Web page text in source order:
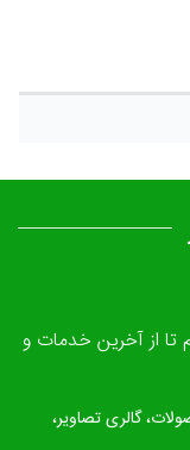
تا از آخرین خدمات و
گالری تصاویر،